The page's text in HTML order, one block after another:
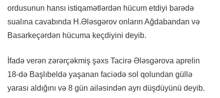
ordusunun hansı istiqamətlərdən hücum etdiyi barədə
sualına cavabında H.Ələsgərov onların Ağdabandan və
Basarkeçərdən hücuma keçdiyini deyib.
İfadə verən zərərçəkmiş şəxs Tacirə Ələsgərova aprelin
18-də Başlıbeldə yaşanan faciədə sol qolundan güllə
yarası aldığını və 8 gün ailəsindən ayrı düşdüyünü deyib.